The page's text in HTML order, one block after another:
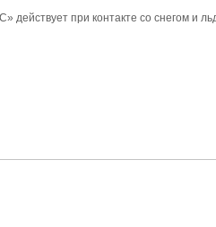
при контакте со снегом и